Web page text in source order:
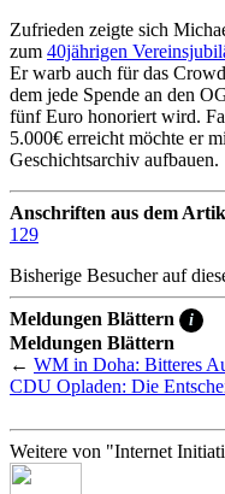
Zufrieden zeigte sich
zum 40jährigen
Er warb auch für das
dem jede Spende an den
fünf Euro honoriert wird.
5.000€ erreicht möchte er
Geschichtsarchiv aufbauen.
Anschriften aus dem
129
Bisherige Besucher auf
Meldungen Blättern i
Meldungen Blättern
← WM in Doha: Bitteres
CDU Opladen: Die
Weitere von "Internet